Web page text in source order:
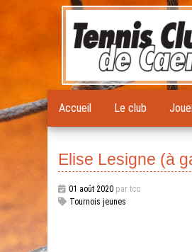
Accueil Le club
Elise Lesigne (à
01 août 2020 par tcc
Tournois jeunes